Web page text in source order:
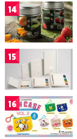
14
15
16